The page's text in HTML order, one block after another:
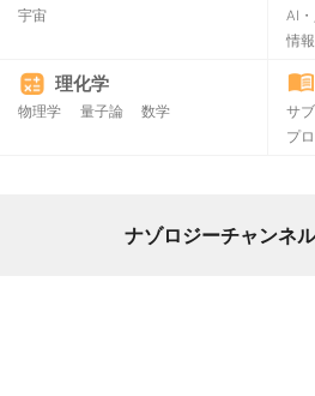
宇宙 AI
情
理化学
物理学 量子論 数学 サ
プ
ナゾロジーチャンネ